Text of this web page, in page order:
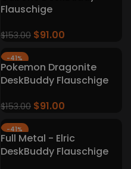
Flauschige
$153.00 $91.00
-41%
Pokemon Dragonite
DeskBuddy Flauschige
$153.00 $91.00
-41%
Full Metal - Elric
DeskBuddy Flauschige